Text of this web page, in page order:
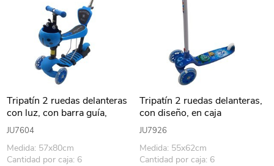
Tripatín 2 ruedas delanteras
con luz, con barra guía,
asiento desmontable y
canasto, en caja varios
colores
JU7604
Medida: 57x80cm
Cantidad por caja: 6
Tripatín 2 ruedas delanteras,
con diseño, en caja
JU7926
Medida: 55x62cm
Cantidad por caja: 6